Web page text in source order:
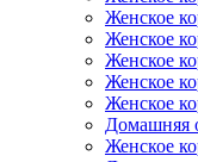
Женское
Женское
Женское
Женское
Женское
Домашняя
Женское